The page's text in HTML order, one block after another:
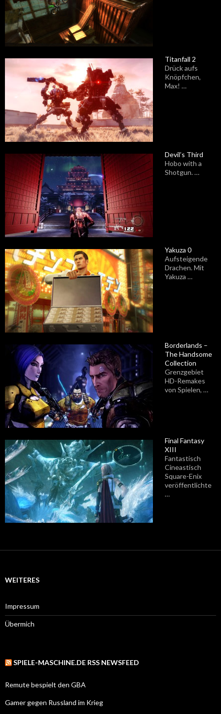
Titanfall 2
Drück aufs
Knöpfchen,
Max! …
Devil’s Third
Hobo with a
Shotgun. …
Yakuza 0
Aufsteigende
Drachen. Mit
Yakuza …
Borderlands –
The Handsome
Collection
Grenzgebiet
HD-Remakes
von Spielen, …
Final Fantasy
XIII
Fantastisch
Cineastisch
Square-Enix
veröffentlichte
…
WEITERES
Impressum
Übermich
SPIELE-MASCHINE.DE RSS NEWSFEED
Remute bespielt den GBA
Gamer gegen Russland im Krieg